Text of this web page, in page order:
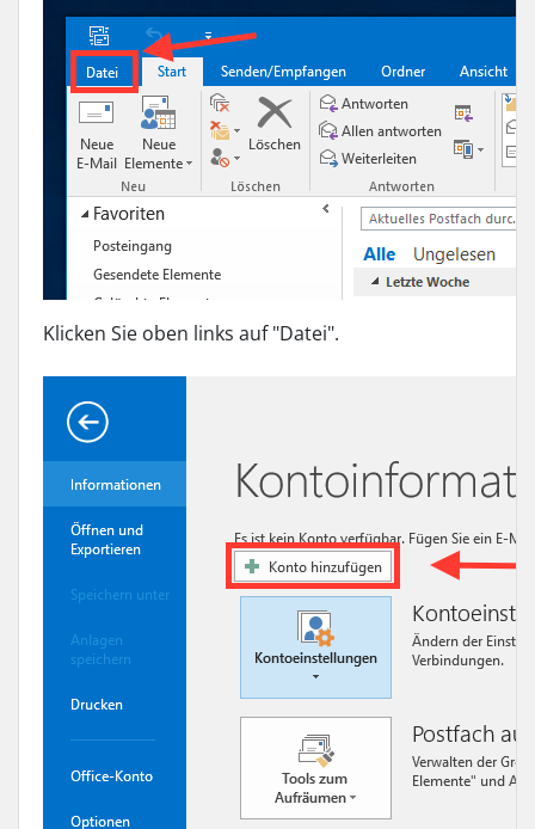
Klicken Sie oben links auf "Datei".